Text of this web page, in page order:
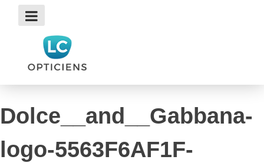
Dolce__and__Gabbana-
logo-5563F6AF1F-